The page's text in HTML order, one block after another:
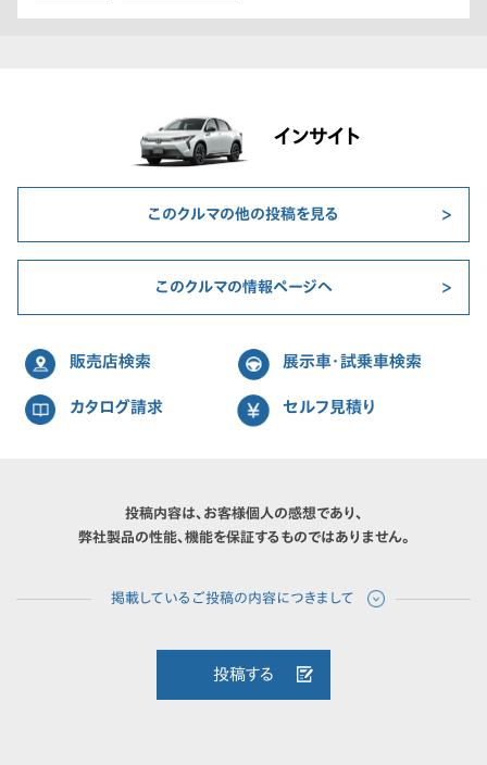
インサイト
このクルマの他の投稿を見る
このクルマの情報ページへ
販売店検索 展示車・試乗車検索
カタログ請求 セルフ見積り
投稿内容は、お客様個人の感想であり、
弊社製品の性能、機能を保証するものではありません。
投稿する